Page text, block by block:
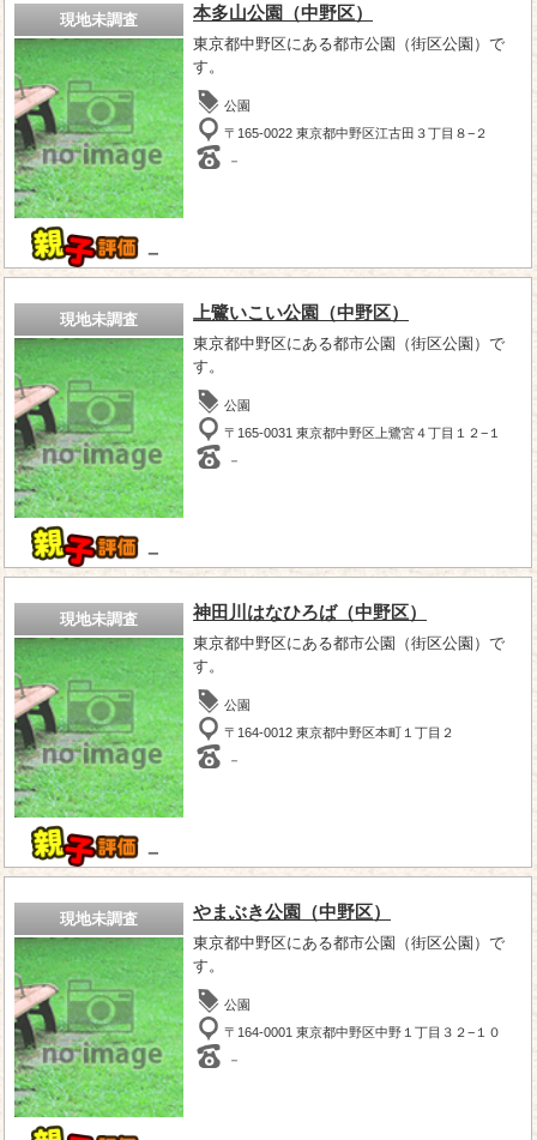
現地未調査
－
本多山公園（中野区）
東京都中野区にある都市公園（街区公園）で
す。
公園
〒165-0022 東京都中野区江古田３丁目８−２
－
現地未調査
－
上鷺いこい公園（中野区）
東京都中野区にある都市公園（街区公園）で
す。
公園
〒165-0031 東京都中野区上鷺宮４丁目１２−１
－
現地未調査
－
神田川はなひろば（中野区）
東京都中野区にある都市公園（街区公園）で
す。
公園
〒164-0012 東京都中野区本町１丁目２
－
現地未調査 やまぶき公園（中野区）
東京都中野区にある都市公園（街区公園）で
す。
公園
〒164-0001 東京都中野区中野１丁目３２−１０
－